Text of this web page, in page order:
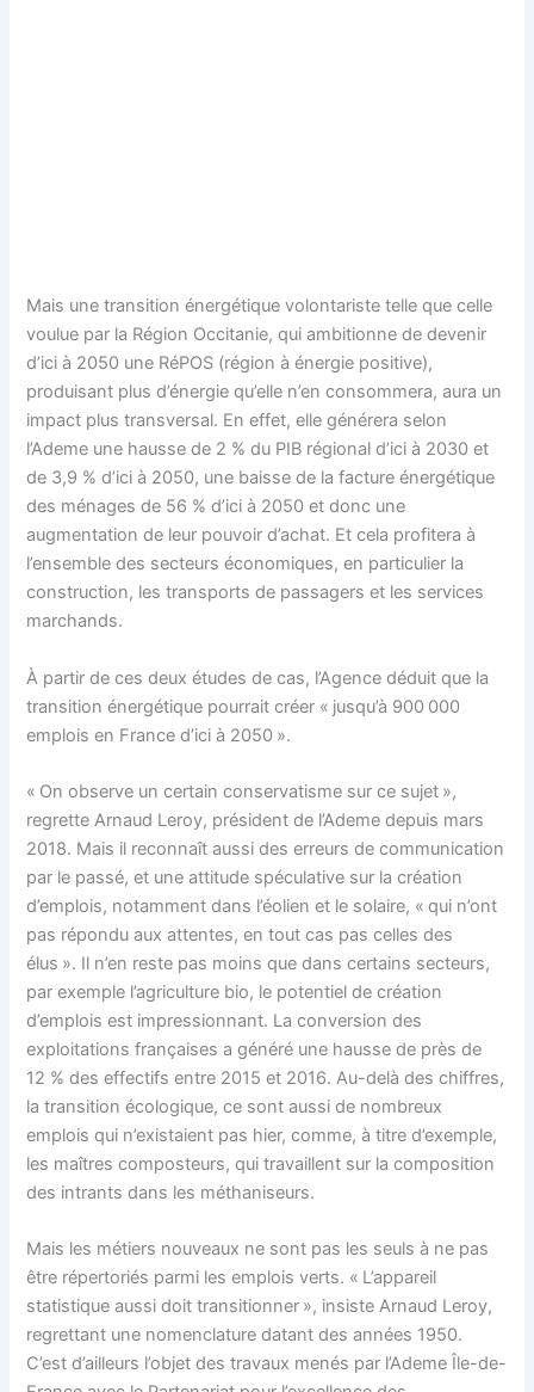
Mais une transition énergétique volontariste telle que celle
voulue par la Région Occitanie, qui ambitionne de devenir
d’ici à 2050 une RéPOS (région à énergie positive),
produisant plus d’énergie qu’elle n’en consommera, aura un
impact plus transversal. En effet, elle générera selon
l’Ademe une hausse de 2 % du PIB régional d’ici à 2030 et
de 3,9 % d’ici à 2050, une baisse de la facture énergétique
des ménages de 56 % d’ici à 2050 et donc une
augmentation de leur pouvoir d’achat. Et cela profitera à
l’ensemble des secteurs économiques, en particulier la
construction, les transports de passagers et les services
marchands.
À partir de ces deux études de cas, l’Agence déduit que la
transition énergétique pourrait créer « jusqu’à 900 000
emplois en France d’ici à 2050 ».
« On observe un certain conservatisme sur ce sujet »,
regrette Arnaud Leroy, président de l’Ademe depuis mars
2018. Mais il reconnaît aussi des erreurs de communication
par le passé, et une attitude spéculative sur la création
d’emplois, notamment dans l’éolien et le solaire, « qui n’ont
pas répondu aux attentes, en tout cas pas celles des
élus ». Il n’en reste pas moins que dans certains secteurs,
par exemple l’agriculture bio, le potentiel de création
d’emplois est impressionnant. La conversion des
exploitations françaises a généré une hausse de près de
12 % des effectifs entre 2015 et 2016. Au-delà des chiffres,
la transition écologique, ce sont aussi de nombreux
emplois qui n’existaient pas hier, comme, à titre d’exemple,
les maîtres composteurs, qui travaillent sur la composition
des intrants dans les méthaniseurs.
Mais les métiers nouveaux ne sont pas les seuls à ne pas
être répertoriés parmi les emplois verts. « L’appareil
statistique aussi doit transitionner », insiste Arnaud Leroy,
regrettant une nomenclature datant des années 1950.
C’est d’ailleurs l’objet des travaux menés par l’Ademe Île-de-